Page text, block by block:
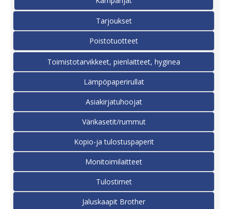
Tarjoukset
Poistotuotteet
Toimistotarvikkeet, pienlaitteet, hyginea
Lämpöpaperirullat
Asiakirjatuhoojat
Värikasetit/rummut
Kopio-ja tulostuspaperit
Monitoimilaitteet
Tulostimet
Jaluskaapit Brother